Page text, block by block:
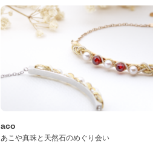
aco
あこや真珠と天然石のめぐり会い